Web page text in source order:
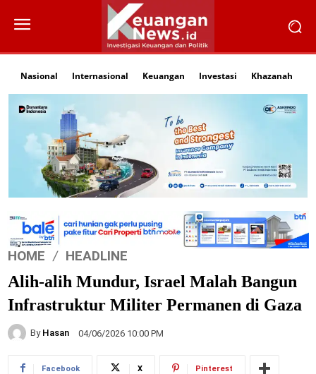
Nasional Internasional Keuangan Investasi Khazanah
HOME HEADLINE
Alih-alih Mundur, Israel Malah Bangun
Infrastruktur Militer Permanen di Gaza
By Hasan 04/06/2026 10:00 PM
Facebook X Pinterest